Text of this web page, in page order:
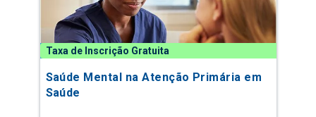
Taxa de Inscrição Gratuita
Saúde Mental na Atenção Primária em
Saúde